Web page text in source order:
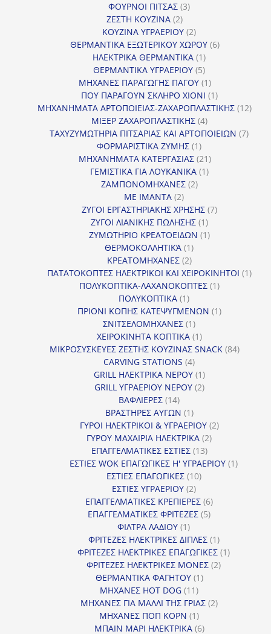
ΦΟΥΡΝΟΙ ΠΙΤΣΑΣ 33
ΖΕΣΤΗ ΚΟΥΖΙΝΑ 22
προϊόντα
ΚΟΥΖΙΝΑ ΥΓΡΑΕΡΙΟΥ 22
προϊόντα
ΘΕΡΜΑΝΤΙΚΑ ΕΞΩΤΕΡΙΚΟΥ ΧΩΡΟΥ 66
ΗΛΕΚΤΡΙΚΑ ΘΕΡΜΑΝΤΙΚΑ 11
προϊόν
ΘΕΡΜΑΝΤΙΚΑ ΥΓΡΑΕΡΙΟΥ 55
προϊόντα
ΜΗΧΑΝΕΣ ΠΑΡΑΓΩΓΗΣ ΠΑΓΟΥ 11
προϊόν
ΠΟΥ ΠΑΡΑΓΟΥΝ ΣΚΛΗΡΟ ΧΙΟΝΙ 11
προϊόν
ΜΗΧΑΝΗΜΑΤΑ ΑΡΤΟΠΟΙΕΙΑΣ-ΖΑΧΑΡΟΠΛΑΣΤΙΚΗΣ 1212
ΜΙΞΕΡ ΖΑΧΑΡΟΠΛΑΣΤΙΚΗΣ 44
προϊόντα
ΤΑΧΥΖΥΜΩΤΗΡΙΑ ΠΙΤΣΑΡΙΑΣ ΚΑΙ ΑΡΤΟΠΟΙΕΙΩΝ 77
ΦΟΡΜΑΡΙΣΤΙΚΑ ΖΥΜΗΣ 11
προϊόν
ΜΗΧΑΝΗΜΑΤΑ ΚΑΤΕΡΓΑΣΙΑΣ 2121
προϊόντα
ΓΕΜΙΣΤΙΚΑ ΓΙΑ ΛΟΥΚΑΝΙΚΑ 11
ΖΑΜΠΟΝΟΜΗΧΑΝΕΣ 22
ΜΕ ΙΜΑΝΤΑ 22
προϊόντα
ΖΥΓΟΙ ΕΡΓΑΣΤΗΡΙΑΚΗΣ ΧΡΗΣΗΣ 77
ΖΥΓΟΙ ΛΙΑΝΙΚΗΣ ΠΩΛΗΣΗΣ 11
προϊόν
ΖΥΜΩΤΗΡΙΟ ΚΡΕΑΤΟΕΙΔΩΝ 11
ΘΕΡΜΟΚΟΛΛΗΤΙΚΆ 11
προϊόν
ΚΡΕΑΤΟΜΗΧΑΝΕΣ 22
προϊόντα
ΠΑΤΑΤΟΚΟΠΤΕΣ ΗΛΕΚΤΡΙΚΟΙ ΚΑΙ ΧΕΙΡΟΚΙΝΗΤΟΙ 11
ΠΟΛΥΚΟΠΤΙΚΑ-ΛΑΧΑΝΟΚΟΠΤΕΣ 11
ΠΟΛΥΚΟΠΤΙΚΑ 11
προϊόν
ΠΡΙΟΝΙ ΚΟΠΗΣ ΚΑΤΕΨΥΓΜΕΝΩΝ 11
ΣΝΙΤΣΕΛΟΜΗΧΑΝΕΣ 11
προϊόν
ΧΕΙΡΟΚΙΝΗΤΑ ΚΟΠΤΙΚΑ 11
προϊόν
ΜΙΚΡΟΣΥΣΚΕΥΕΣ ΖΕΣΤΗΣ ΚΟΥΖΙΝΑΣ SNACK 8484
CARVING STATIONS 44
προϊόντα
GRILL ΗΛΕΚΤΡΙΚΑ ΝΕΡΟΥ 11
προϊόν
GRILL ΥΓΡΑΕΡΙΟΥ ΝΕΡΟΥ 22
ΒΑΦΛΙΕΡΕΣ 1414
προϊόντα
ΒΡΑΣΤΗΡΕΣ ΑΥΓΩΝ 11
προϊόν
ΓΥΡΟΙ ΗΛΕΚΤΡΙΚΟΙ & ΥΓΡΑΕΡΙΟΥ 22
ΓΥΡΟΥ ΜΑΧΑΙΡΙΑ ΗΛΕΚΤΡΙΚΑ 22
ΕΠΑΓΓΕΛΜΑΤΙΚΕΣ ΕΣΤΙΕΣ 1313
προϊόντα
ΕΣΤΙΕΣ WOK ΕΠΑΓΩΓΙΚΕΣ Η' ΥΓΡΑΕΡΙΟΥ 11
ΕΣΤΙΕΣ ΕΠΑΓΩΓΙΚΕΣ 1010
ΕΣΤΙΕΣ ΥΓΡΑΕΡΙΟΥ 22
προϊόντα
ΕΠΑΓΓΕΛΜΑΤΙΚΕΣ ΚΡΕΠΙΕΡΕΣ 66
προϊόντα
ΕΠΑΓΓΕΛΜΑΤΙΚΕΣ ΦΡΙΤΕΖΕΣ 55
ΦΙΛΤΡΑ ΛΑΔΙΟΥ 11
προϊόν
ΦΡΙΤΕΖΕΣ ΗΛΕΚΤΡΙΚΕΣ ΔΙΠΛΕΣ 11
προϊόν
ΦΡΙΤΕΖΕΣ ΗΛΕΚΤΡΙΚΕΣ ΕΠΑΓΩΓΙΚΕΣ 11
ΦΡΙΤΕΖΕΣ ΗΛΕΚΤΡΙΚΕΣ ΜΟΝΕΣ 22
ΘΕΡΜΑΝΤΙΚΑ ΦΑΓΗΤΟΥ 11
ΜΗΧΑΝΕΣ HOT DOG 1111
προϊόντα
ΜΗΧΑΝΕΣ ΓΙΑ ΜΑΛΛΙ ΤΗΣ ΓΡΙΑΣ 22
ΜΗΧΑΝΕΣ ΠΟΠ ΚΟΡΝ 11
προϊόν
ΜΠΑΙΝ ΜΑΡΙ ΗΛΕΚΤΡΙΚΑ 66